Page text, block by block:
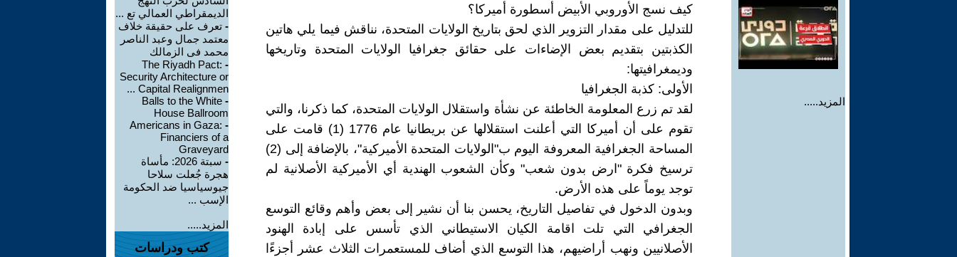
المزيد.....
كيف نسج الأوروبي الأبيض أسطورة أميركا؟
للتدليل على مقدار التزوير الذي لحق بتاريخ الولايات المتحدة، نناقش فيما يلي هاتين
الكذبتين بتقديم بعض الإضاءات على حقائق جغرافيا الولايات المتحدة وتاريخها
وديمغرافيتها:
الأولى: كذبة الجغرافيا
لقد تم زرع المعلومة الخاطئة عن نشأة واستقلال الولايات المتحدة، كما ذكرنا، والتي
تقوم على أن أميركا التي أعلنت استقلالها عن بريطانيا عام 1776 (1) قامت على
المساحة الجغرافية المعروفة اليوم ب"الولايات المتحدة الأميركية"، بالإضافة إلى (2)
ترسيخ فكرة "ارض بدون شعب" وكأن الشعوب الهندية أي الأميركية الأصلانية لم
توجد يوماً على هذه الأرض.
وبدون الدخول في تفاصيل التاريخ، يحسن بنا أن نشير إلى بعض وأهم وقائع التوسع
الجغرافي التي تلت اقامة الكيان الاستيطاني الذي تأسس على إبادة الهنود
الأصلانيين ونهب أراضيهم، هذا التوسع الذي أضاف للمستعمرات الثلاث عشر أجزءًا
الديمقراطي العمالي تع ...
- تعرف على حقيقة خلاف
معتمد جمال وعبد الناصر
محمد فى الزمالك
-
The Riyadh Pact:
Security Architecture or
Capital Realignmen ...
-
Balls to the White
House Ballroom
-
Americans in Gaza:
Financiers of a
Graveyard
-
سبتة 2026: مأساة
هجرة جُعلت سلاحا
جيوسياسيا ضد الحكومة
الإسب ...
المزيد.....
كتب ودراسات